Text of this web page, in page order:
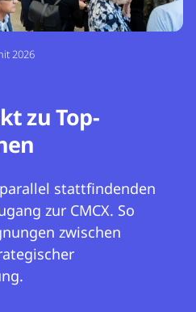
2026
zu Top-
stattfindenden
zur CMCX. So
zwischen